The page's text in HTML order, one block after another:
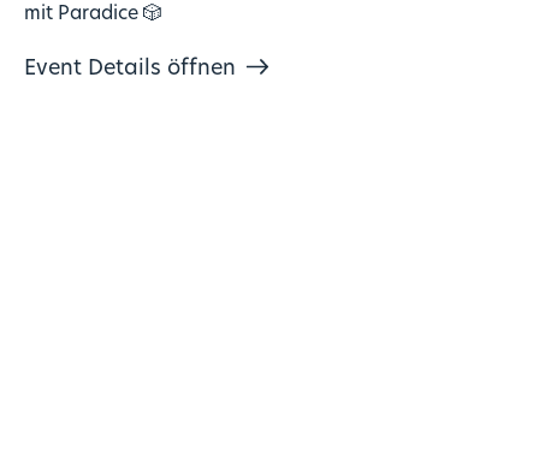
mit Paradice 🎲
Event Details öffnen